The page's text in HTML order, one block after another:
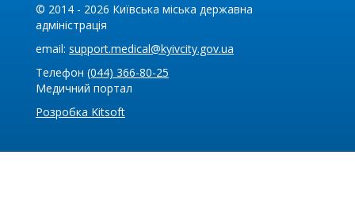
© 2014 - 2026 Київська міська державна
адміністрація
email: support.medical@kyivcity.gov.ua
Телефон (044) 366-80-25
Медичний портал
Розробка Kitsoft